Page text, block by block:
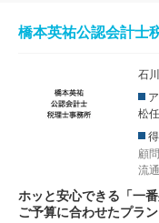
橋本英祐公認会計士
石
松
顧
流
ホッと安心できる「一
ご予算に合わせたプラ